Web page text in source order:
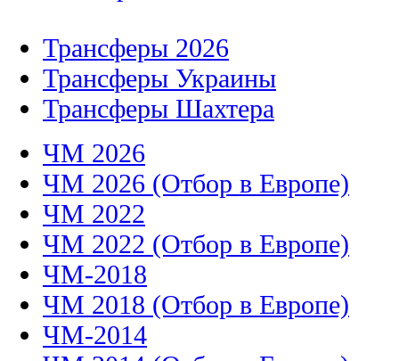
Трансферы 2026
Трансферы Украины
Трансферы Шахтера
ЧМ 2026
ЧМ 2026 (Отбор в Европе)
ЧМ 2022
ЧМ 2022 (Отбор в Европе)
ЧМ-2018
ЧМ 2018 (Отбор в Европе)
ЧМ-2014